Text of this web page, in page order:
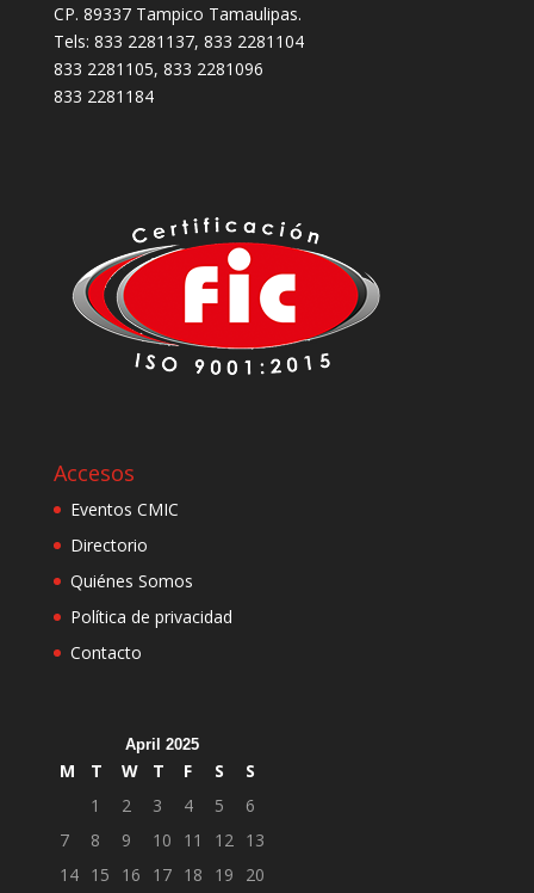
CP. 89337 Tampico Tamaulipas.
Tels: 833 2281137, 833 2281104
833 2281105, 833 2281096
833 2281184
Accesos
Eventos CMIC
Directorio
Quiénes Somos
Política de privacidad
Contacto
April 2025
M T W T F S
S
1
2 3 4 5
6
7
8 9 10 11 12 13
14 15 16 17 18 19 20